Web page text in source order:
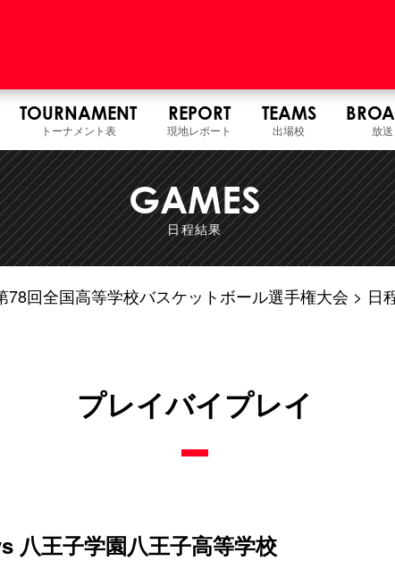
TOURNAMENT
トーナメント表
REPORT
現地レポート
TEAMS
出場校 放
GAMES
日程結果
回全国高等学校バスケットボール選手権大会 日
プレイバイプレイ
八王子学園八王子高等学校